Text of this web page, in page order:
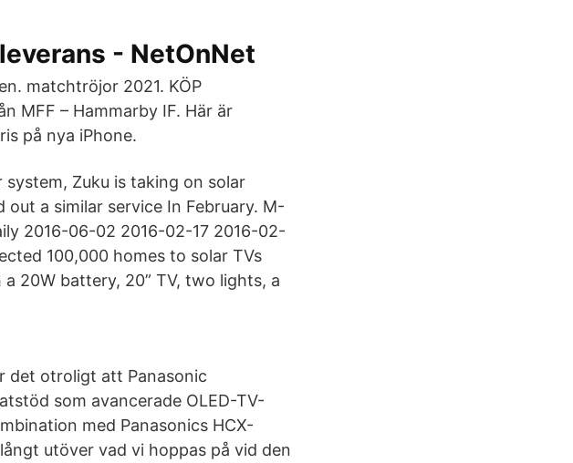
- NetOnNet
matchtröjor 2021. KÖP
MFF – Hammarby IF. Här är
på nya iPhone.
Zuku is taking on solar
a similar service In February. M-
2016-06-02 2016-02-17 2016-02-
100,000 homes to solar TVs
20W battery, 20” TV, two lights, a
det otroligt att Panasonic
som avancerade OLED-TV-
med Panasonics HCX-
utöver vad vi hoppas på vid den